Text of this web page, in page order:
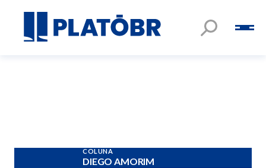
COLUNA
DIEGO AMORIM